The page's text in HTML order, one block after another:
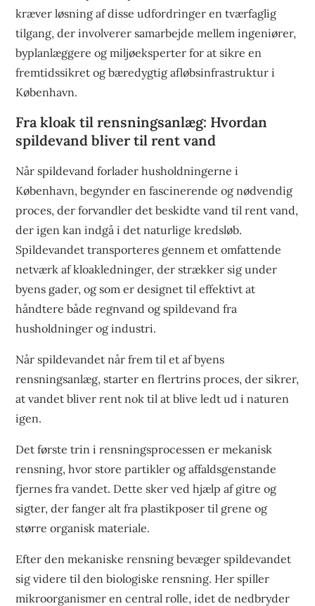
kræver løsning af disse udfordringer en tværfaglig
tilgang, der involverer samarbejde mellem ingeniører,
byplanlæggere og miljøeksperter for at sikre en
fremtidssikret og bæredygtig afløbsinfrastruktur i
København.
Fra kloak til rensningsanlæg: Hvordan
spildevand bliver til rent vand
Når spildevand forlader husholdningerne i
København, begynder en fascinerende og nødvendig
proces, der forvandler det beskidte vand til rent vand,
der igen kan indgå i det naturlige kredsløb.
Spildevandet transporteres gennem et omfattende
netværk af kloakledninger, der strækker sig under
byens gader, og som er designet til effektivt at
håndtere både regnvand og spildevand fra
husholdninger og industri.
Når spildevandet når frem til et af byens
rensningsanlæg, starter en flertrins proces, der sikrer,
at vandet bliver rent nok til at blive ledt ud i naturen
igen.
Det første trin i rensningsprocessen er mekanisk
rensning, hvor store partikler og affaldsgenstande
fjernes fra vandet. Dette sker ved hjælp af gitre og
sigter, der fanger alt fra plastikposer til grene og
større organisk materiale.
Efter den mekaniske rensning bevæger spildevandet
sig videre til den biologiske rensning. Her spiller
mikroorganismer en central rolle, idet de nedbryder